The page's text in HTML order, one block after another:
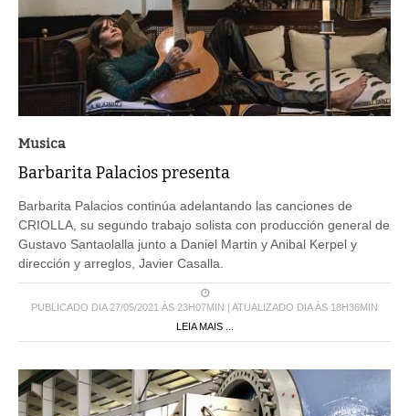
Musica
Barbarita Palacios presenta
Barbarita Palacios continúa adelantando las canciones de
CRIOLLA, su segundo trabajo solista con producción general de
Gustavo Santaolalla junto a Daniel Martin y Anibal Kerpel y
dirección y arreglos, Javier Casalla.
PUBLICADO DIA 27/05/2021 ÀS 23H07MIN | ATUALIZADO DIA ÀS 18H36MIN
LEIA MAIS ...